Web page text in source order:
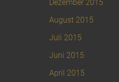
Dezember 2015
August 2015
Juli 2015
Juni 2015
April 2015